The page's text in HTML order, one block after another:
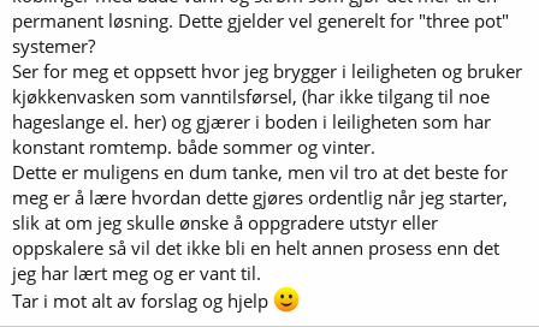
permanent løsning. Dette gjelder vel generelt for "three pot"
systemer?
Ser for meg et oppsett hvor jeg brygger i leiligheten og bruker
kjøkkenvasken som vanntilsførsel, (har ikke tilgang til noe
hageslange el. her) og gjærer i boden i leiligheten som har
konstant romtemp. både sommer og vinter.
Dette er muligens en dum tanke, men vil tro at det beste for
meg er å lære hvordan dette gjøres ordentlig når jeg starter,
slik at om jeg skulle ønske å oppgradere utstyr eller
oppskalere så vil det ikke bli en helt annen prosess enn det
jeg har lært meg og er vant til.
Tar i mot alt av forslag og hjelp